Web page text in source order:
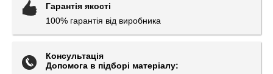
Гарантія якості
100% гарантія від виробника
Консультація
Допомога в підборі матеріалу: